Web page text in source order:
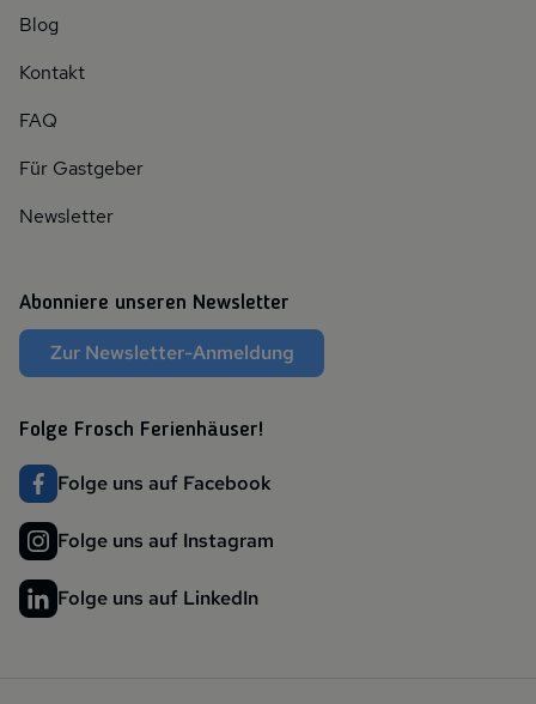
Blog
Kontakt
FAQ
Für Gastgeber
Newsletter
Abonniere unseren Newsletter
Zur Newsletter-Anmeldung
Folge Frosch Ferienhäuser!
Folge uns auf Facebook
Folge uns auf Instagram
Folge uns auf LinkedIn